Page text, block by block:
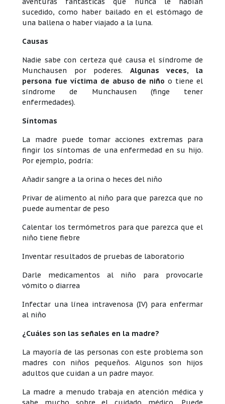
sucedido, como haber bailado en el estómago de
una ballena o haber viajado a la luna.
Causas
Nadie sabe con certeza qué causa el síndrome de
Munchausen por poderes. Algunas veces, la
persona fue víctima de abuso de niño o tiene el
síndrome de Munchausen (finge tener
enfermedades).
Síntomas
La madre puede tomar acciones extremas para
fingir los síntomas de una enfermedad en su hijo.
Por ejemplo, podría:
Añadir sangre a la orina o heces del niño
Privar de alimento al niño para que parezca que no
puede aumentar de peso
Calentar los termómetros para que parezca que el
niño tiene fiebre
Inventar resultados de pruebas de laboratorio
Darle medicamentos al niño para provocarle
vómito o diarrea
Infectar una línea intravenosa (IV) para enfermar
al niño
¿Cuáles son las señales en la madre?
La mayoría de las personas con este problema son
madres con niños pequeños. Algunos son hijos
adultos que cuidan a un padre mayor.
La madre a menudo trabaja en atención médica y